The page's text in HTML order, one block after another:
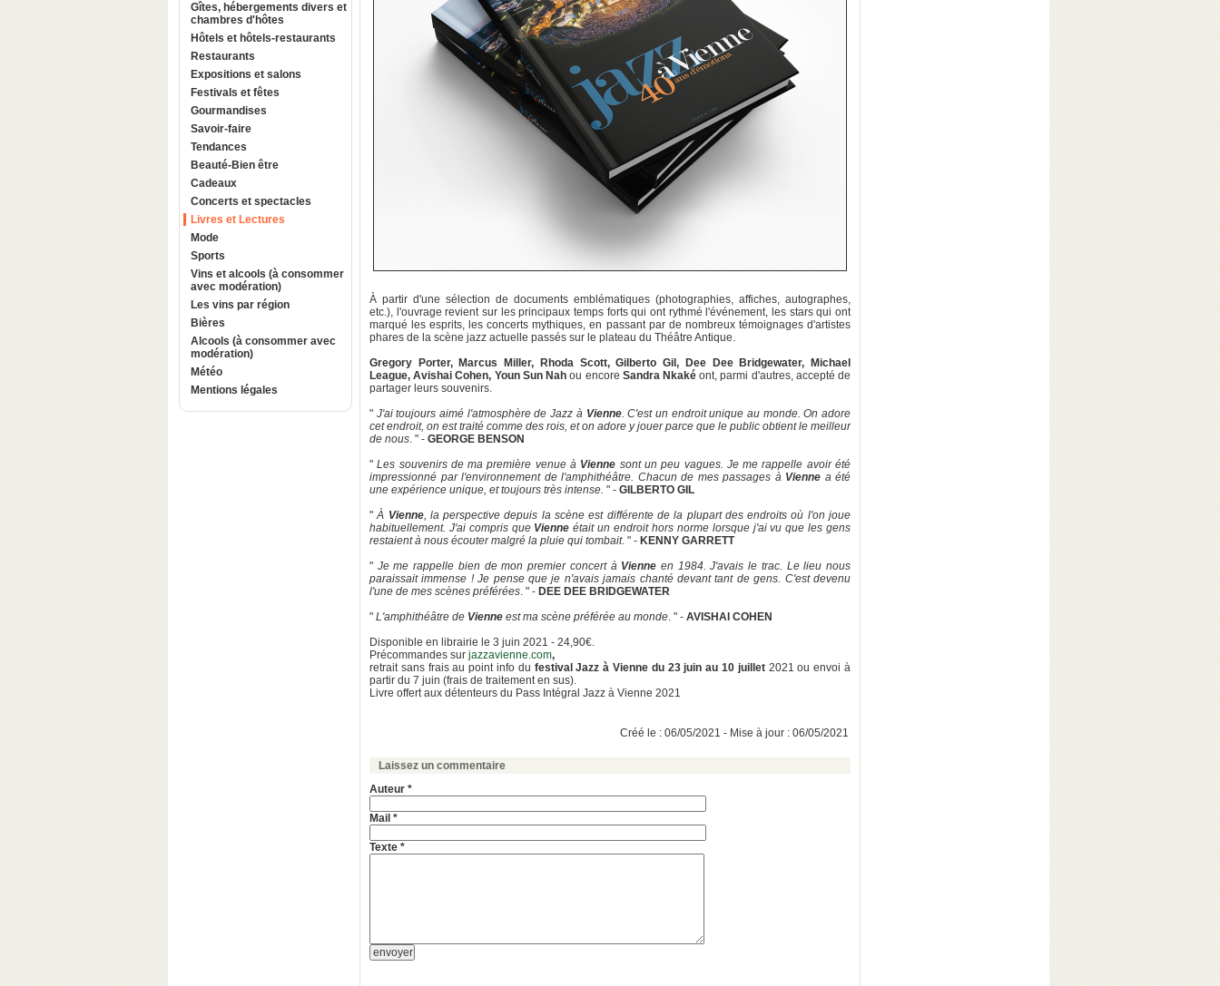
Gîtes, hébergements divers et
chambres d'hôtes
Hôtels et hôtels-restaurants
Restaurants
Expositions et salons
Festivals et fêtes
Gourmandises
Savoir-faire
Tendances
Beauté-Bien être
Cadeaux
Concerts et spectacles
Livres et Lectures
Mode
Sports
Vins et alcools (à consommer
avec modération)
Les vins par région
Bières
Alcools (à consommer avec
modération)
Météo
Mentions légales
À partir d'une sélection de documents emblématiques (photographies, affiches, autographes,
etc.), l'ouvrage revient sur les principaux temps forts qui ont rythmé l'événement, les stars qui ont
marqué les esprits, les concerts mythiques, en passant par de nombreux témoignages d'artistes
phares de la scène jazz actuelle passés sur le plateau du Théâtre Antique.
Gregory Porter, Marcus Miller, Rhoda Scott, Gilberto Gil, Dee Dee Bridgewater, Michael
League, Avishai Cohen, Youn Sun Nah ou encore Sandra Nkakéont, parmi d'autres, accepté de
partager leurs souvenirs.
" J'ai toujours aimé l'atmosphère de Jazz à Vienne. C'est un endroit unique au monde. On adore
cet endroit, on est traité comme des rois, et on adore y jouer parce que le public obtient le meilleur
de nous. " - GEORGE BENSON
"Les souvenirs de ma première venue à Vienne sont un peu vagues. Je me rappelle avoir été
impressionné par l'environnement de l'amphithéâtre. Chacun de mes passages à Vienne a été
une expérience unique, et toujours très intense. " - GILBERTO GIL
" À Vienne, la perspective depuis la scène est différente de la plupart des endroits où l'on joue
habituellement. J'ai compris que Vienne était un endroit hors norme lorsque j'ai vu que les gens
restaient à nous écouter malgré la pluie qui tombait. " - KENNY GARRETT
" Je me rappelle bien de mon premier concert à Vienne en 1984. J'avais le trac. Le lieu nous
paraissait immense ! Je pense que je n'avais jamais chanté devant tant de gens. C'est devenu
l'une de mes scènes préférées. " - DEE DEE BRIDGEWATER
" L'amphithéâtre de Vienne est ma scène préférée au monde. " - AVISHAI COHEN
Disponible en librairie le 3 juin 2021 - 24,90€.
Précommandes sur jazzavienne.com,
retrait sans frais au point info du festival Jazz à Vienne du 23 juin au 10 juillet2021 ou envoi à
partir du 7 juin (frais de traitement en sus).
Livre offert aux détenteurs du Pass Intégral Jazz à Vienne 2021
Créé le : 06/05/2021 - Mise à jour : 06/05/2021
Laissez un commentaire
Auteur *
Mail *
Texte *